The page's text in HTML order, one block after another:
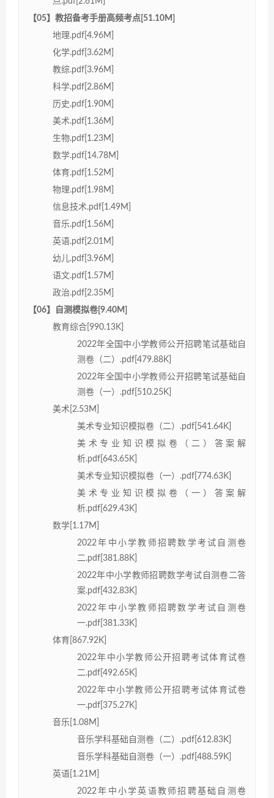
【05】教招备考手册高频考点[51.10M]
地理.pdf[4.96M]
化学.pdf[3.62M]
教综.pdf[3.96M]
科学.pdf[2.86M]
历史.pdf[1.90M]
美术.pdf[1.36M]
生物.pdf[1.23M]
数学.pdf[14.78M]
体育.pdf[1.52M]
物理.pdf[1.98M]
信息技术.pdf[1.49M]
音乐.pdf[1.56M]
英语.pdf[2.01M]
幼儿.pdf[3.96M]
语文.pdf[1.57M]
政治.pdf[2.35M]
【06】自测模拟卷[9.40M]
教育综合[990.13K]
2022年全国中小学教师公开招聘笔试基础自
测卷（二）.pdf[479.88K]
2022年全国中小学教师公开招聘笔试基础自
测卷（一）.pdf[510.25K]
美术[2.53M]
美术专业知识模拟卷（二）.pdf[541.64K]
美术专业知识模拟卷（二）答案解
析.pdf[643.65K]
美术专业知识模拟卷（一）.pdf[774.63K]
美术专业知识模拟卷（一）答案解
析.pdf[629.43K]
数学[1.17M]
2022年中小学教师招聘数学考试自测卷
二.pdf[381.88K]
2022年中小学教师招聘数学考试自测卷二答
案.pdf[432.83K]
2022年中小学教师招聘数学考试自测卷
一.pdf[381.33K]
体育[867.92K]
2022年中小学教师公开招聘考试体育试卷
二.pdf[492.65K]
2022年中小学教师公开招聘考试体育试卷
一.pdf[375.27K]
音乐[1.08M]
音乐学科基础自测卷（二）.pdf[612.83K]
音乐学科基础自测卷（一）.pdf[488.59K]
英语[1.21M]
2022年中小学英语教师招聘基础自测卷